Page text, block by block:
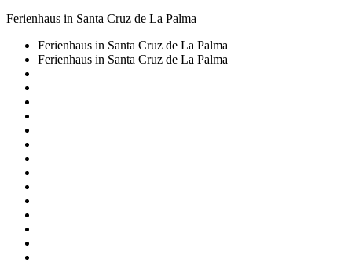
Ferienhaus in Santa Cruz de La Palma
Ferienhaus in Santa Cruz de La Palma
Ferienhaus in Santa Cruz de La Palma